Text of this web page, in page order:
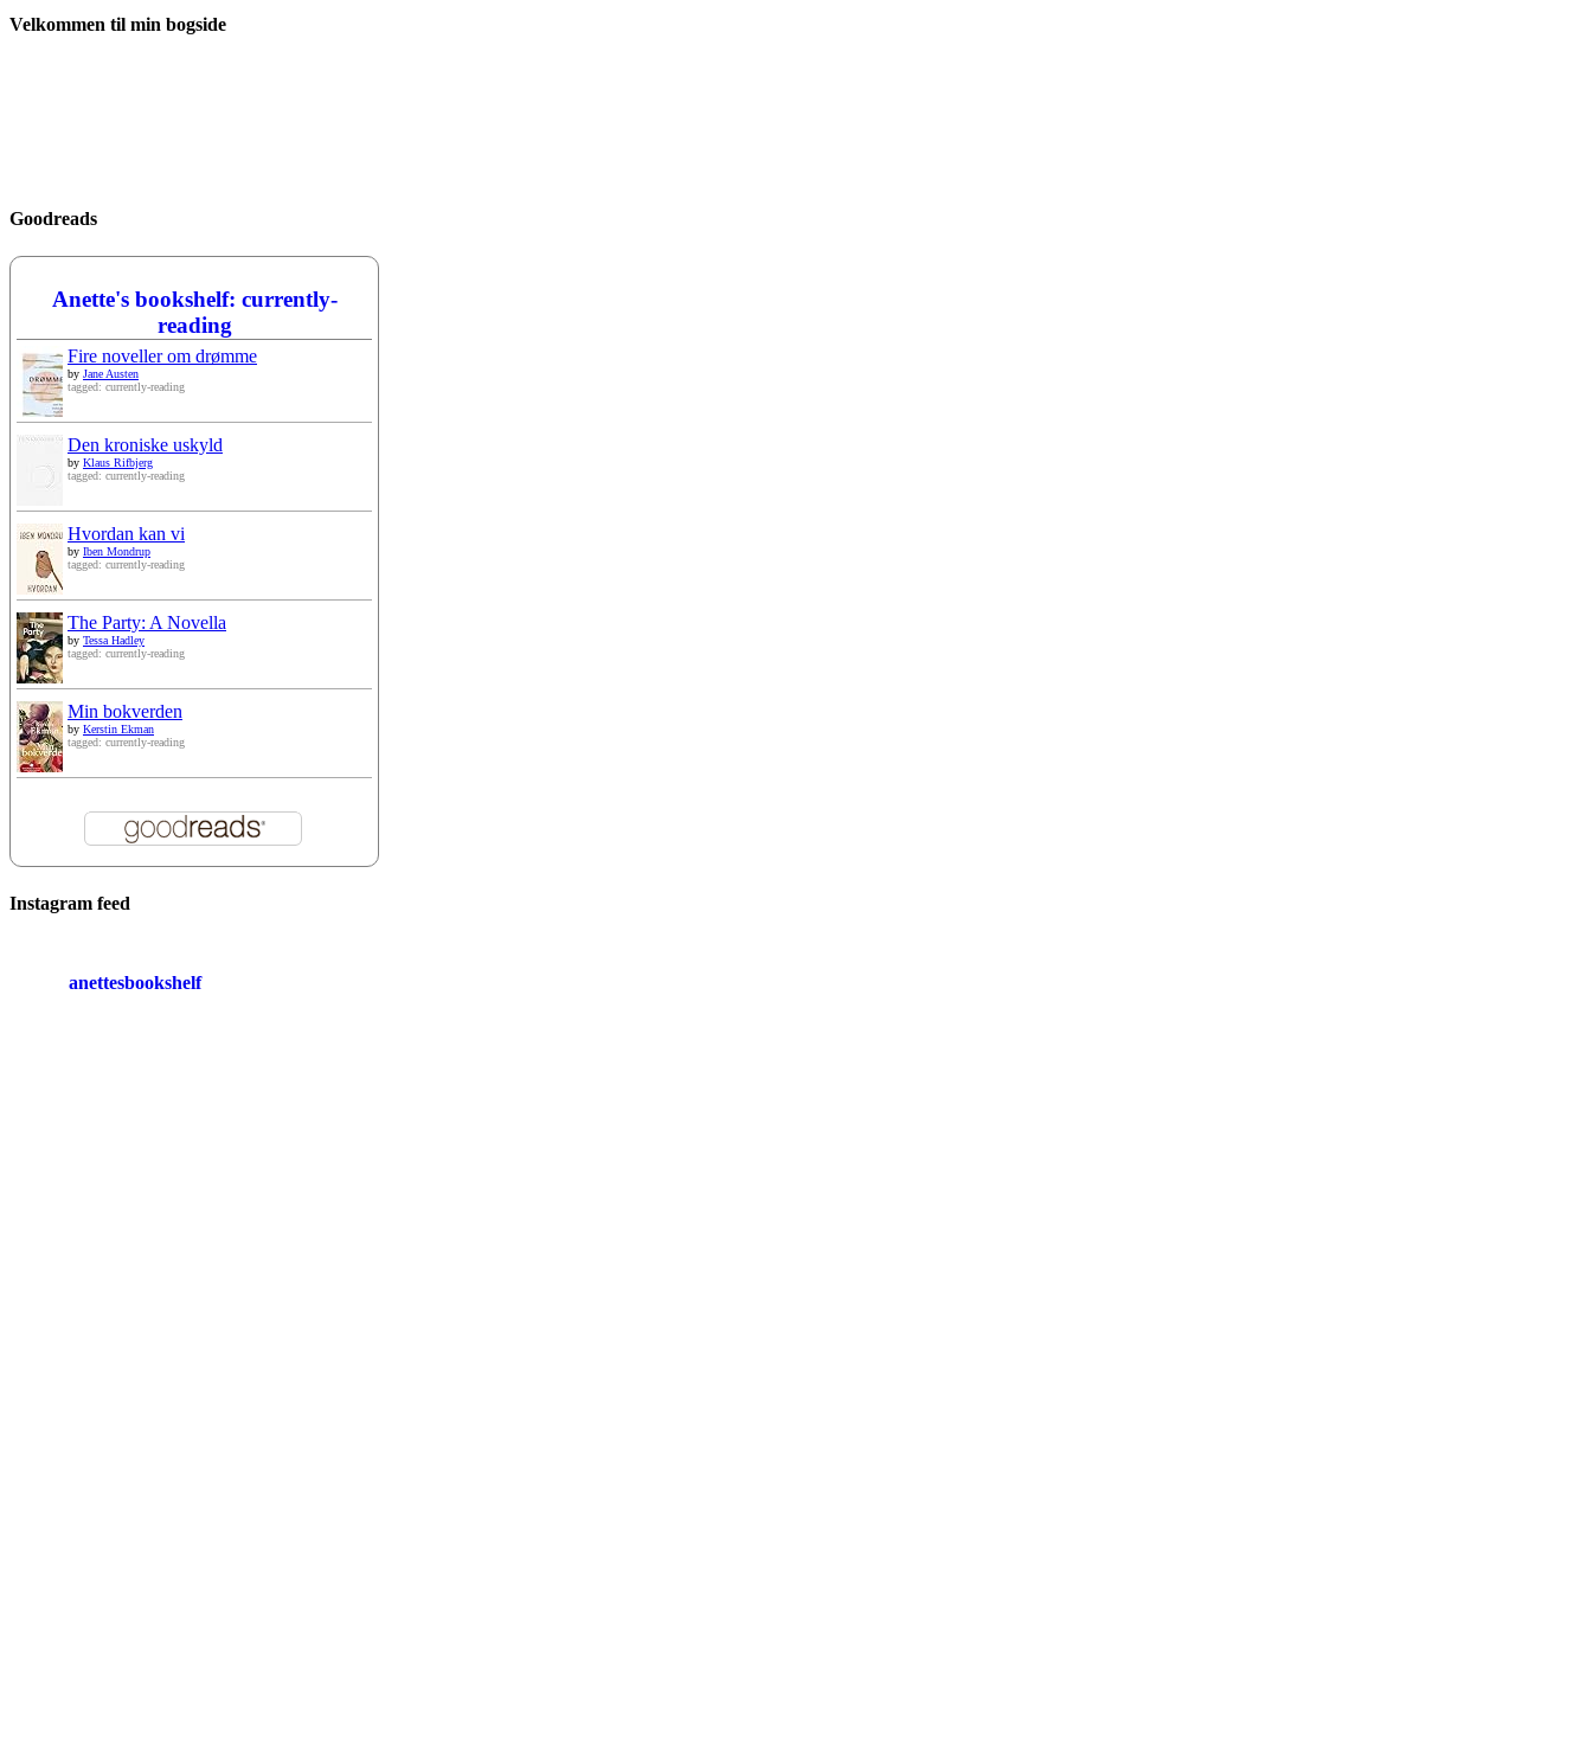
Velkommen til min bogside
Goodreads
Anette's bookshelf: currently-
reading
Fire noveller om drømme
by Jane Austen
tagged: currently-reading
Den kroniske uskyld
by Klaus Rifbjerg
tagged: currently-reading
Hvordan kan vi
by Iben Mondrup
tagged: currently-reading
The Party: A Novella
by Tessa Hadley
tagged: currently-reading
Min bokverden
by Kerstin Ekman
tagged: currently-reading
Instagram feed
anettesbookshelf